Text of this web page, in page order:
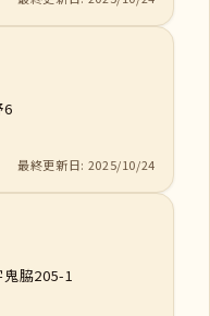
6
最終更新日: 2025/10/24
脇205-1